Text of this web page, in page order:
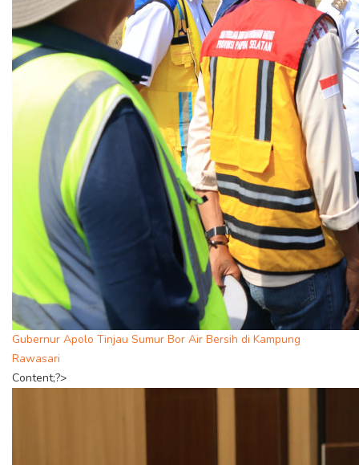
Gubernur Apolo Tinjau Sumur Bor Air Bersih di Kampung
Rawasari
Content;?>